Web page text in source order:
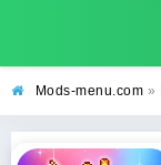
Mods-menu.com »